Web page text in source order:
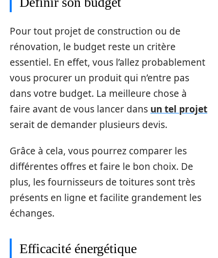
Pour tout projet de construction ou de
rénovation, le budget reste un critère
essentiel. En effet, vous l’allez probablement
vous procurer un produit qui n’entre pas
dans votre budget. La meilleure chose à
faire avant de vous lancer dans un tel projet
serait de demander plusieurs devis.
Grâce à cela, vous pourrez comparer les
différentes offres et faire le bon choix. De
plus, les fournisseurs de toitures sont très
présents en ligne et facilite grandement les
échanges.
Efficacité énergétique